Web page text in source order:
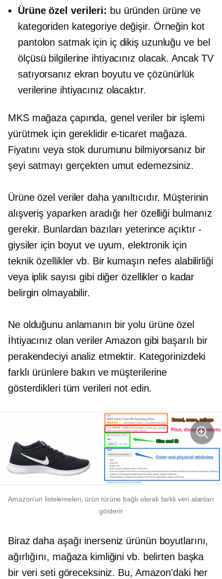
Ürüne özel verileri: bu üründen ürüne ve
kategoriden kategoriye değişir. Örneğin kot
pantolon satmak için iç dikiş uzunluğu ve bel
ölçüsü bilgilerine ihtiyacınız olacak. Ancak TV
satıyorsanız ekran boyutu ve çözünürlük
verilerine ihtiyacınız olacaktır.
MKS mağaza çapında, genel veriler bir işlemi
yürütmek için gereklidir e-ticaretmağaza.
Fiyatını veya stok durumunu bilmiyorsanız bir
şeyi satmayı gerçekten umut edemezsiniz.
Ürüne özel veriler daha yanıltıcıdır. Müşterinin
alışveriş yaparken aradığı her özelliği bulmanız
gerekir. Bunlardan bazıları yeterince açıktır -
giysiler için boyut ve uyum, elektronik için
teknik özellikler vb. Bir kumaşın nefes alabilirliği
veya iplik sayısı gibi diğer özellikler o kadar
belirgin olmayabilir.
Ne olduğunu anlamanın bir yolu ürüne özel
İhtiyacınız olan veriler Amazon gibi başarılı bir
perakendeciyi analiz etmektir. Kategorinizdeki
farklı ürünlere bakın ve müşterilerine
gösterdikleri tüm verileri not edin.
Amazon'un listelemeleri, ürün türüne bağlı olarak farklı veri alanları
gösterir
Biraz daha aşağı inerseniz ürünün boyutlarını,
ağırlığını, mağaza kimliğini vb. belirten başka
bir veri seti göreceksiniz. Bu, Amazon'daki her